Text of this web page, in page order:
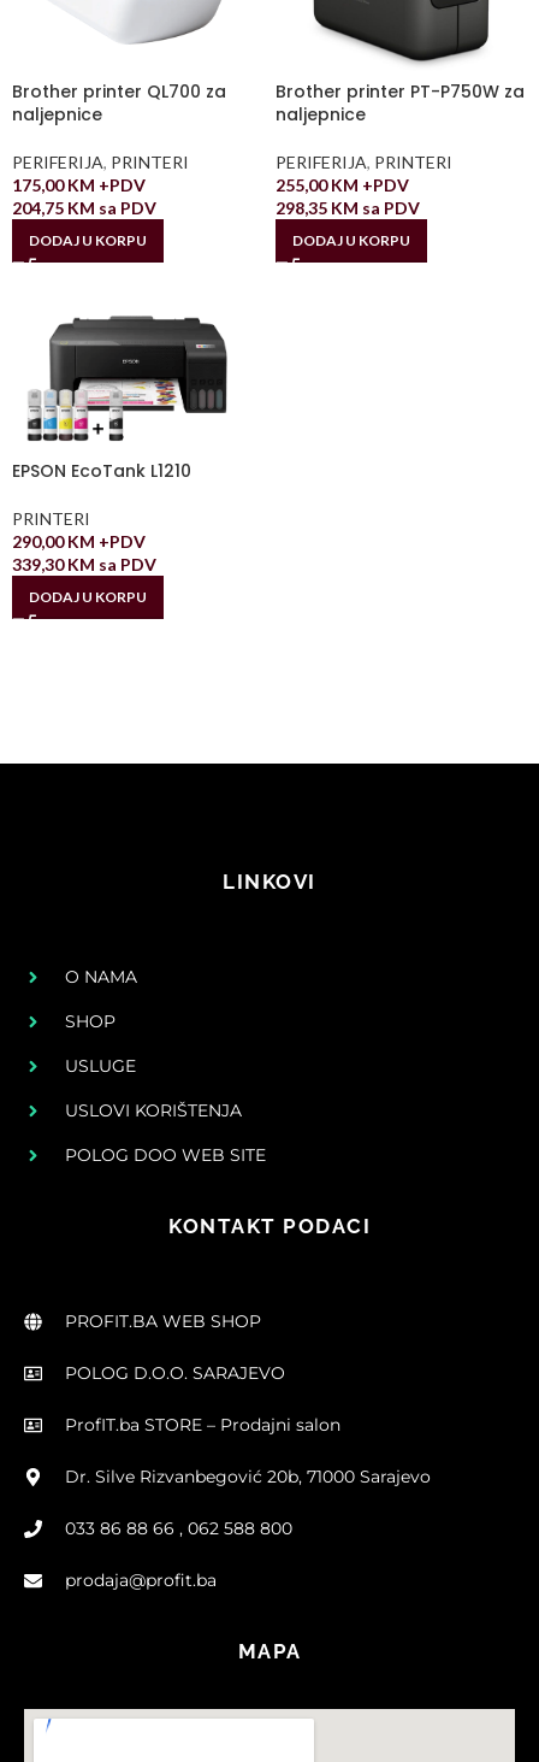
Brother printer QL700 za
naljepnice
PERIFERIJA, PRINTERI
175,00KM +PDV
204,75 KM sa PDV
DODAJ U KORPU
Brother printer PT-P750W za
naljepnice
PERIFERIJA, PRINTERI
255,00KM +PDV
298,35 KM sa PDV
DODAJ U KORPU
EPSON EcoTank L1210
PRINTERI
290,00KM +PDV
339,30KM sa PDV
DODAJ U KORPU
LINKOVI
O NAMA
SHOP
USLUGE
USLOVI KORIŠTENJA
POLOG DOO WEB SITE
KONTAKT PODACI
PROFIT.BA WEB SHOP
POLOG D.O.O. SARAJEVO
ProfIT.ba STORE – Prodajni salon
Dr. Silve Rizvanbegović 20b, 71000 Sarajevo
033 86 88 66 , 062 588 800
prodaja@profit.ba
MAPA